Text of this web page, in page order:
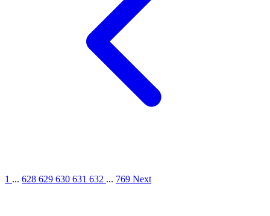
1 ... 628 629 630 631 632 ... 769 Next